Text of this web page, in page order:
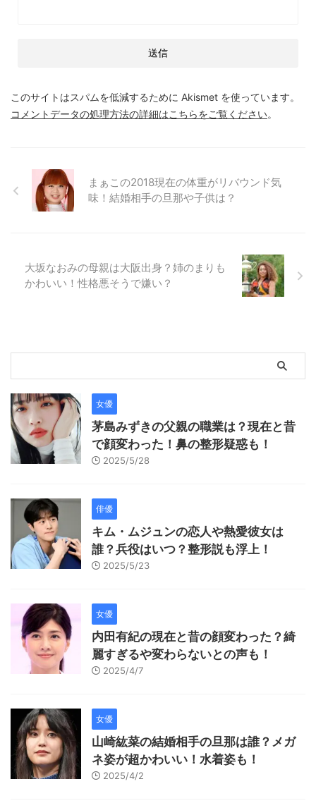
このサイトはスパムを低減するために Akismet を使っています。
コメントデータの処理方法の詳細はこちらをご覧ください。
まぁこの2018現在の体重がリバウンド気
味！結婚相手の旦那や子供は？
大坂なおみの母親は大阪出身？姉のまりも
かわいい！性格悪そうで嫌い？
女優
茅島みずきの父親の職業は？現在と昔
で顔変わった！鼻の整形疑惑も！
2025/5/28
俳優
キム・ムジュンの恋人や熱愛彼女は
誰？兵役はいつ？整形説も浮上！
2025/5/23
女優
内田有紀の現在と昔の顔変わった？綺
麗すぎるや変わらないとの声も！
2025/4/7
女優
山崎紘菜の結婚相手の旦那は誰？メガ
ネ姿が超かわいい！水着姿も！
2025/4/2